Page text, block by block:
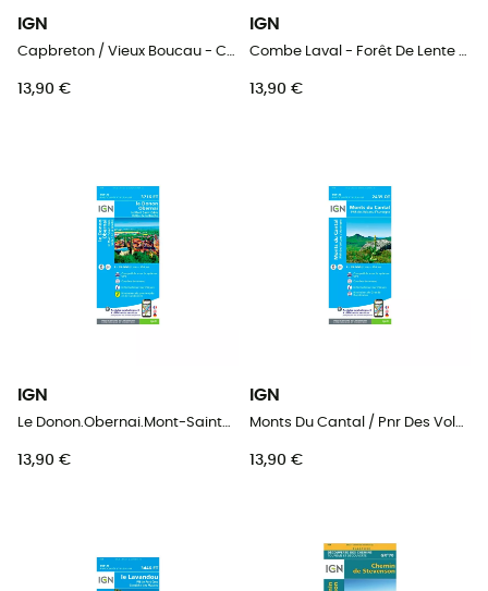
IGN
Capbreton / Vieux Boucau - Carte topographique
13,90 €
IGN
Combe Laval - Forêt De Lente / Pnr Du Vercors - Carte topographique
13,90 €
IGN
13,90 €
IGN
13,90 €